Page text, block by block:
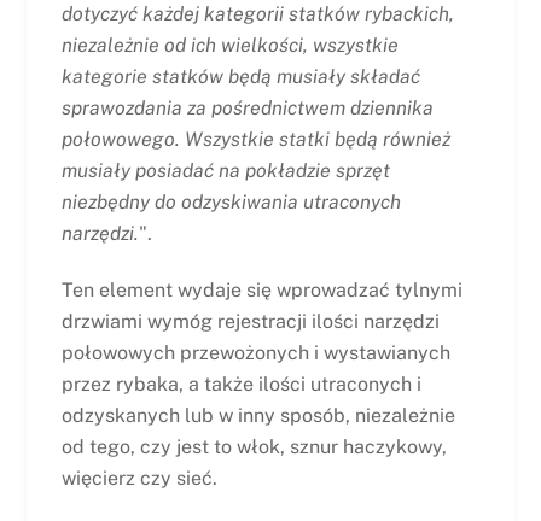
dotyczyć każdej kategorii statków rybackich,
niezależnie od ich wielkości, wszystkie
kategorie statków będą musiały składać
sprawozdania za pośrednictwem dziennika
połowowego. Wszystkie statki będą również
musiały posiadać na pokładzie sprzęt
niezbędny do odzyskiwania utraconych
narzędzi.".
Ten element wydaje się wprowadzać tylnymi
drzwiami wymóg rejestracji ilości narzędzi
połowowych przewożonych i wystawianych
przez rybaka, a także ilości utraconych i
odzyskanych lub w inny sposób, niezależnie
od tego, czy jest to włok, sznur haczykowy,
więcierz czy sieć.